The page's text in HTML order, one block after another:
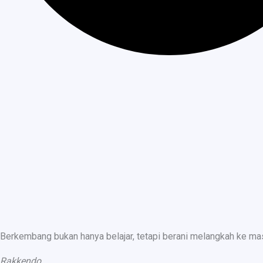
Berkembang bukan hanya belajar, tetapi berani melangkah ke